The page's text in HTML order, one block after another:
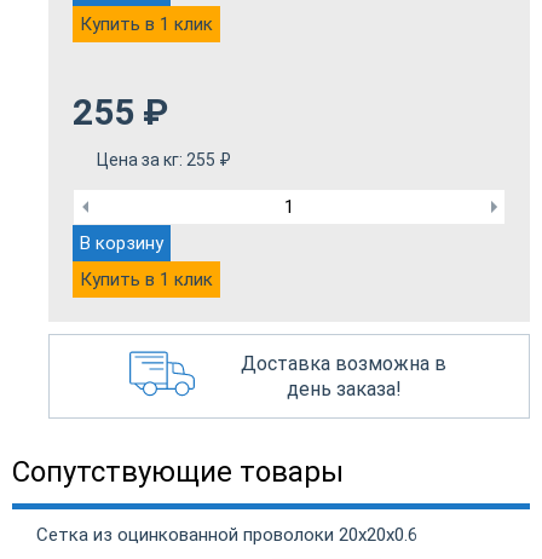
Купить в 1 клик
255 ₽
Цена за кг: 255 ₽
В корзину
Купить в 1 клик
Доставка возможна в
день заказа!
Сопутствующие товары
Сетка из оцинкованной проволоки 20х20х0.6